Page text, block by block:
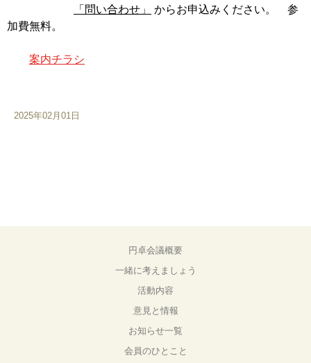
「問い合わせ」
からお申込みください。 参
加費無料。
案内チラシ
2025年02月01日
円卓会議概要
一緒に考えましょう
活動内容
意見と情報
お知らせ一覧
会員のひとこと